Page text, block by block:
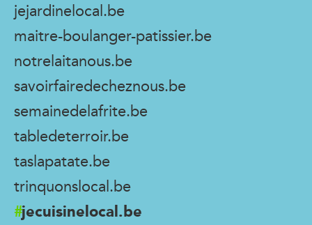
jejardinelocal.be
maitre-boulanger-patissier.be
notrelaitanous.be
savoirfairedecheznous.be
semainedelafrite.be
tabledeterroir.be
taslapatate.be
trinquonslocal.be
jecuisinelocal.be